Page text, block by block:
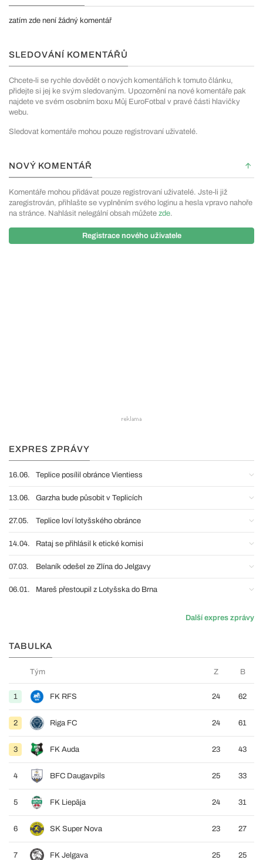
zatím zde není žádný komentář
SLEDOVÁNÍ KOMENTÁŘŮ
Chcete-li se rychle dovědět o nových komentářích k tomuto článku,
přidejte si jej ke svým sledovaným. Upozornění na nové komentáře pak
najdete ve svém osobním boxu Můj EuroFotbal v pravé části hlavičky
webu.
Sledovat komentáře mohou pouze registrovaní uživatelé.
NOVÝ KOMENTÁŘ
Komentáře mohou přidávat pouze registrovaní uživatelé. Jste-li již
zaregistrován, přihlašte se vyplněním svého loginu a hesla vpravo nahoře
na stránce. Nahlásit nelegální obsah můžete zde.
Registrace nového uživatele
EXPRES ZPRÁVY
16.06. Teplice posílil obránce Vientiess
13.06. Garzha bude působit v Teplicích
27.05. Teplice loví lotyšského obránce
14.04. Rataj se přihlásil k etické komisi
07.03. Belaník odešel ze Zlína do Jelgavy
06.01. Mareš přestoupil z Lotyšska do Brna
Další expres zprávy
TABULKA
Tým Z B
1 FK RFS 24 62
2 Riga FC 24 61
3 FK Auda 23 43
4 BFC Daugavpils 25 33
5 FK Liepāja 24 31
6 SK Super Nova 23 27
7 FK Jelgava 25 25